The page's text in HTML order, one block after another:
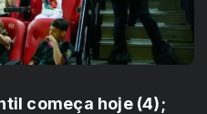
começa hoje (4);